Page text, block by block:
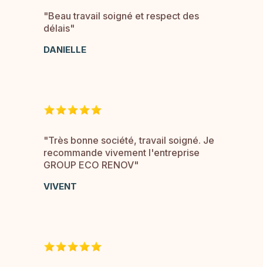
"Beau travail soigné et respect des
délais"
DANIELLE
"Très bonne société, travail soigné. Je
recommande vivement l'entreprise
GROUP ECO RENOV"
VIVENT